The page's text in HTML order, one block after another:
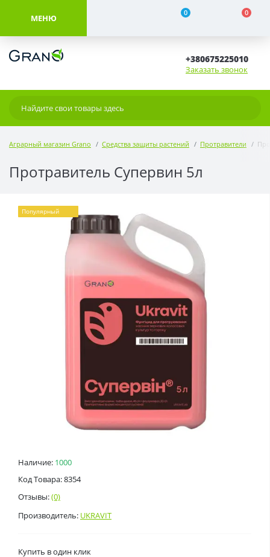
МЕНЮ 0 0
+380675225010
Заказать звонок
Аграрный магазин Grano Средства защиты растений Протравители
Протравитель Супервин 5л
Наличие: 1000
Код Товара: 8354
Отзывы:(0)
Производитель: UKRAVIT
Популярный
Купить в один клик